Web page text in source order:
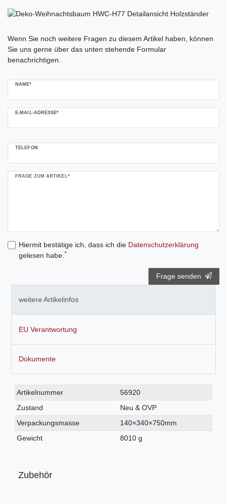
Wenn Sie noch weitere Fragen zu diesem Artikel haben, können
Sie uns gerne über das unten stehende Formular
benachrichtigen.
NAME*
E-MAIL-ADRESSE*
TELEFON
FRAGE ZUM ARTIKEL*
Hiermit bestätige ich, dass ich die Daten­schutz­erklärung
gelesen habe. *
Frage senden
weitere Artikelinfos
EU Verantwortung
Dokumente
Technisches
Merkmal
Wert
Artikelnummer
56920
Zustand
Neu & OVP
Verpackungsmasse
140×340×750mm
Gewicht
8010 g
Zubehör